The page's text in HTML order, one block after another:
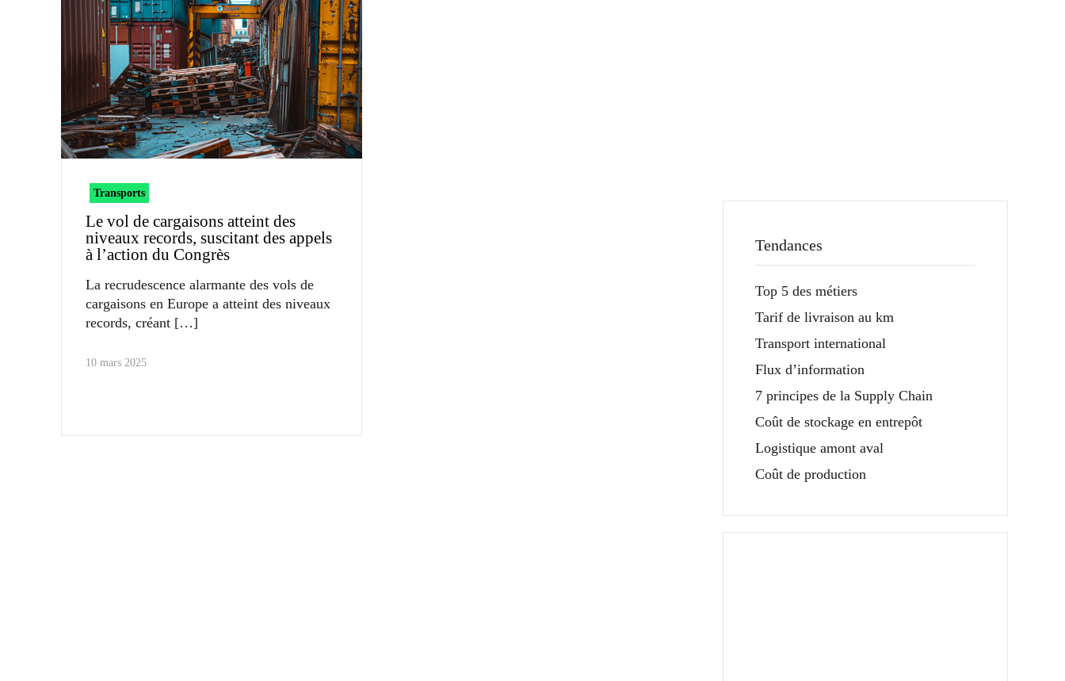
Transports
Le vol de cargaisons atteint des
niveaux records, suscitant des appels
à l’action du Congrès
La recrudescence alarmante des vols de
cargaisons en Europe a atteint des niveaux
records, créant
10 mars 2025
Tendances
Top 5 des métiers
Tarif de livraison au km
Transport international
Flux d’information
7 principes de la Supply Chain
Coût de stockage en entrepôt
Logistique amont aval
Coût de production